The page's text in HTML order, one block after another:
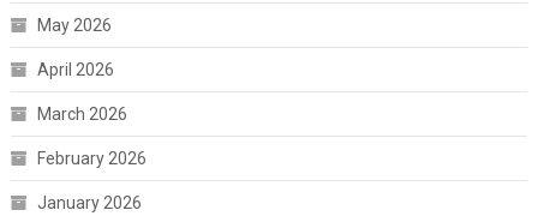
May 2026
April 2026
March 2026
February 2026
January 2026